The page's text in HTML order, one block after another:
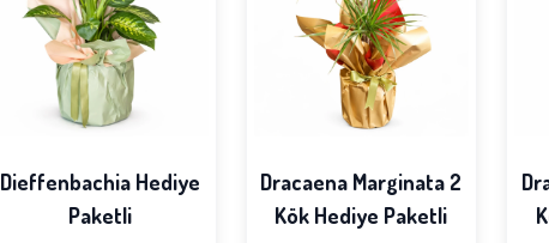
Dieffenbachia Hediye
Paketli
Dracaena Marginata 2
Kök Hediye Paketli